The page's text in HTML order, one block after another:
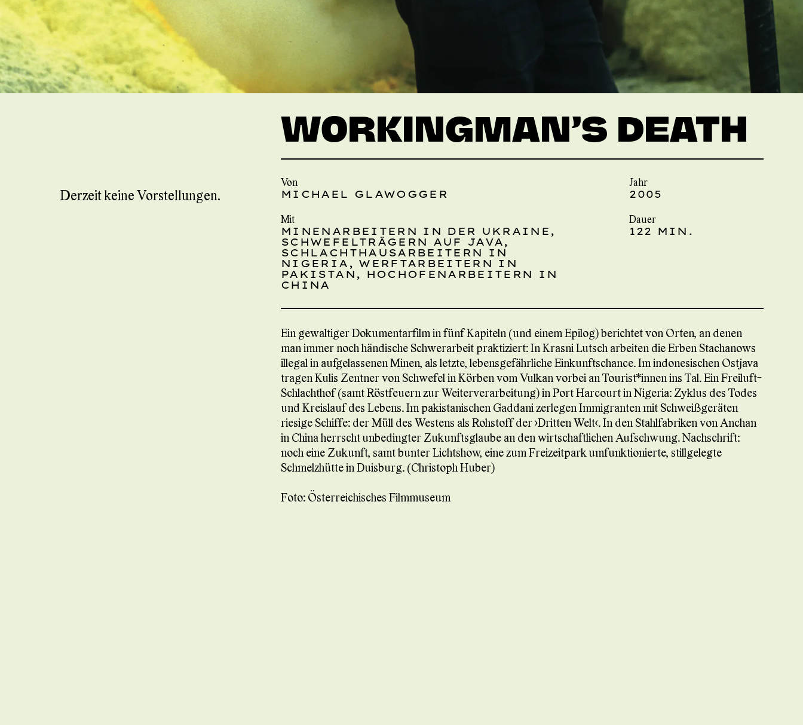
Derzeit keine Vorstellungen.
WORKINGMAN’S DEATH
Von
MICHAEL GLAWOGGER
Mit
MINENARBEITERN IN DER UKRAINE,
SCHWEFELTRÄGERN AUF JAVA,
SCHLACHTHAUSARBEITERN IN
NIGERIA, WERFTARBEITERN IN
PAKISTAN, HOCHOFENARBEITERN IN
CHINA
Jahr
2005
Dauer
122 MIN.
Ein gewaltiger Dokumentarfilm in fünf Kapiteln (und einem Epilog) berichtet von Orten, an denen
man immer noch händische Schwerarbeit praktiziert: In Krasni Lutsch arbeiten die Erben Stachanows
illegal in aufgelassenen Minen, als letzte, lebensgefährliche Einkunftschance. Im indonesischen Ostjava
tragen Kulis Zentner von Schwefel in Körben vom Vulkan vorbei an Tourist*innen ins Tal. Ein Freiluft-
Schlachthof (samt Röstfeuern zur Weiterverarbeitung) in Port Harcourt in Nigeria: Zyklus des Todes
und Kreislauf des Lebens. Im pakistanischen Gaddani zerlegen Immigranten mit Schweißgeräten
riesige Schiffe: der Müll des Westens als Rohstoff der »Dritten Welt«. In den Stahlfabriken von Anchan
in China herrscht unbedingter Zukunftsglaube an den wirtschaftlichen Aufschwung. Nachschrift:
noch eine Zukunft, samt bunter Lichtshow, eine zum Freizeitpark umfunktionierte, stillgelegte
Schmelzhütte in Duisburg. (Christoph Huber)
Foto: Österreichisches Filmmuseum